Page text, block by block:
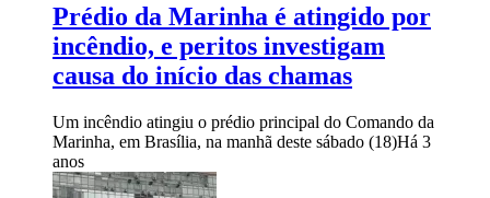
Prédio da Marinha é atingido por
incêndio, e peritos investigam
causa do início das chamas
Um incêndio atingiu o prédio principal do Comando da
Marinha, em Brasília, na manhã deste sábado (18)Há 3
anos